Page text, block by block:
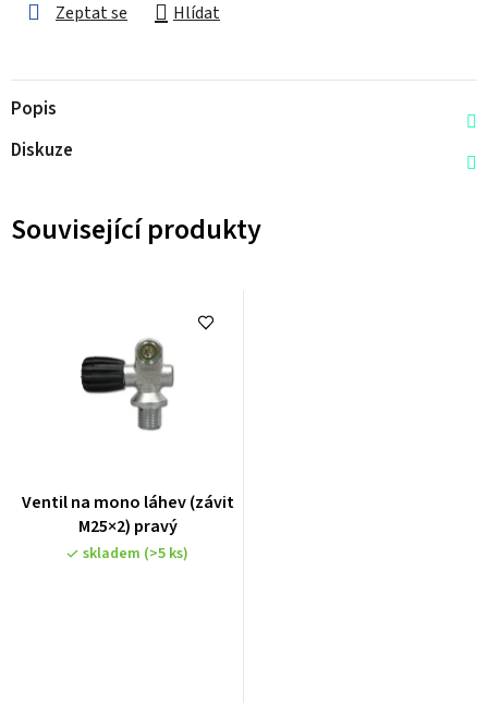
Zeptat se Hlídat
Popis
Diskuze
Související produkty
Ventil na mono láhev (závit
M25×2) pravý
skladem (>5 ks)